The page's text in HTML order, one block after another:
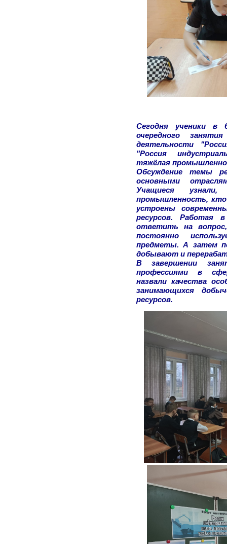
Сегодня ученики в
очередного
деятельности
"Россия
тяжёлая
Обсуждение темы
основными
Учащиеся
промышленность,
устроены
ресурсов. Работая
ответить на
постоянно
предметы. А затем
добывают и
В завершении
профессиями в
назвали качества
занимающихся
ресурсов.